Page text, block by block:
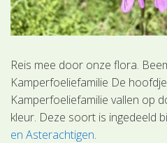
Reis mee door onze flora.
Kamperfoeliefamilie De
Kamperfoeliefamilie vallen op
kleur. Deze soort is ingedeeld
en Asterachtigen.